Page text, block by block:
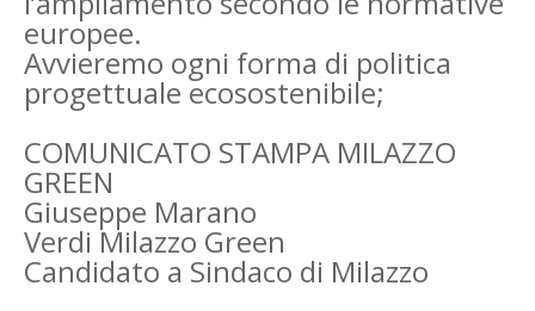
europee.
Avvieremo ogni forma di politica
progettuale ecosostenibile;
COMUNICATO STAMPA MILAZZO
GREEN
Giuseppe Marano
Verdi Milazzo Green
Candidato a Sindaco di Milazzo